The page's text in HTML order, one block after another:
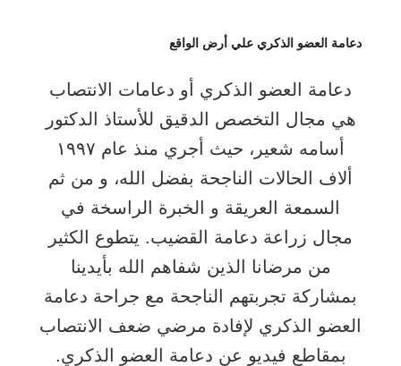
دعامة العضو الذكري علي أرض الواقع
دعامة العضو الذكري أو دعامات الانتصاب
هي مجال التخصص الدقيق للأستاذ الدكتور
أسامه شعير، حيث أجري منذ عام ۱۹۹۷
ألاف الحالات الناجحة بفضل الله، و من ثم
السمعة العريقة و الخبرة الراسخة في
مجال زراعة دعامة القضيب. يتطوع الكثير
من مرضانا الذين شفاهم الله بأيدينا
بمشاركة تجربتهم الناجحة مع جراحة دعامة
العضو الذكري لإفادة مرضي ضعف الانتصاب
بمقاطع فيديو عن دعامة العضو الذكري.